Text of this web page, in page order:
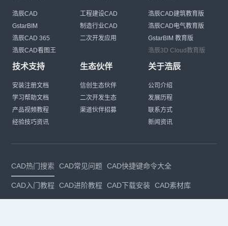
浩辰CAD
GstarBIM
浩辰CAD 365
浩辰CAD看图王
工程建设CAD
制造行业CAD
二次开发应用
浩辰CAD建筑教育版
浩辰CAD电气教育版
GstarBIM 教育版
浩辰3D Cloud教育版
技术支持
安装注册文档
学习帮助文档
产品视频教程
经验技巧资讯
生态伙伴
信创生态伙伴
二次开发生态
渠道伙伴招募
关于浩辰
公司介绍
发展历程
联系方式
新闻资讯
CAD热门搜索 CAD常见问题 CAD快捷键命令大全
CAD入门教程 CAD进阶教程 CAD下载安装 CAD素材库